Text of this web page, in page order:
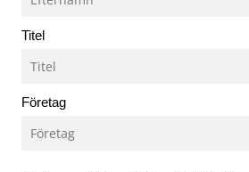
Titel
Företag